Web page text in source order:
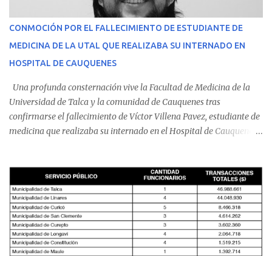
CONMOCIÓN POR EL FALLECIMIENTO DE ESTUDIANTE DE
MEDICINA DE LA UTAL QUE REALIZABA SU INTERNADO EN
HOSPITAL DE CAUQUENES
Una profunda consternación vive la Facultad de Medicina de la
Universidad de Talca y la comunidad de Cauquenes tras
confirmarse el fallecimiento de Víctor Villena Pavez, estudiante de
medicina que realizaba su internado en el Hospital de Cauquenes.
malestares físicos. Dada la complejidad de su estado de salud, el
equipo médico determinó su traslado de urgencia al Hospital
Regional de Talca y dado la urgencia la ambulancia partió hacia
Talca con escolta de Carabineros. En medio del traslado, el
estudiante de medicina de 25 años, se agravó y pese a los esfuerzos
del personal de emergencia terminó falleciendo, sin alcanzar a